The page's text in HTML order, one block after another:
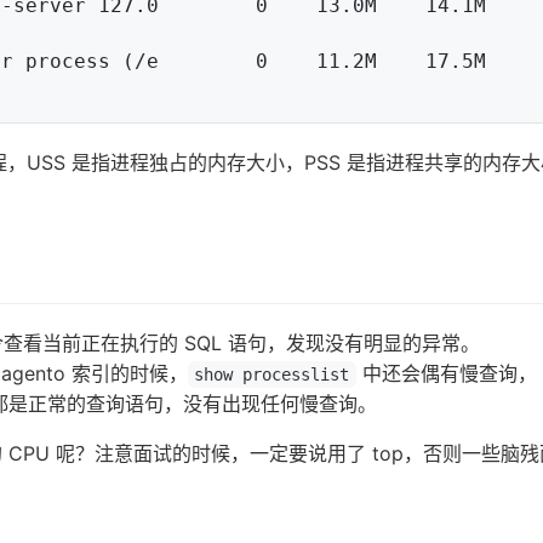
USS 是指进程独占的内存大小，PSS 是指进程共享的内存大
看当前正在执行的 SQL 语句，发现没有明显的异常。
索引的时候，
show processlist
中还会偶有慢查询，
正常的查询语句，没有出现任何慢查询。
呢？注意面试的时候，一定要说用了 top，否则一些脑